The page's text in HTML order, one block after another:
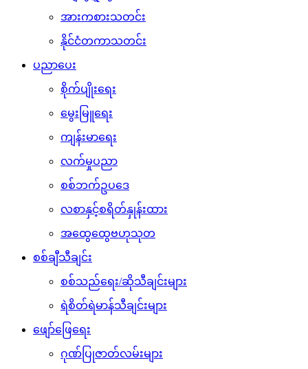
အားကစားသတင်း
နိုင်ငံတကာသတင်း
ပညာပေး
စိုက်ပျိုးရေး
မွေးမြူရေး
ကျန်းမာရေး
လက်မှုပညာ
စစ်ဘက်ဥပဒေ
လစာနှင့်စရိတ်နှုန်းထား
အထွေထွေဗဟုသုတ
စစ်ချီသီချင်း
စစ်သည်ရေး/ဆိုသီချင်းများ
ရဲစိတ်ရဲမာန်သီချင်းများ
ဖျော်ဖြေရေး
ဂုဏ်ပြုဇာတ်လမ်းများ